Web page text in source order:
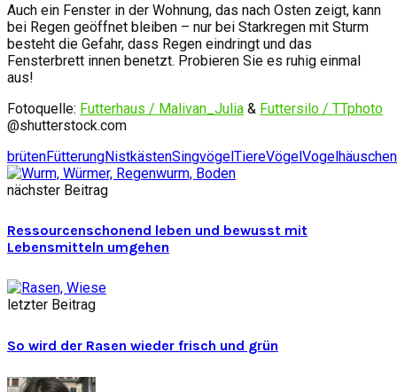
Auch ein Fenster in der Wohnung, das nach Osten zeigt, kann
bei Regen geöffnet bleiben – nur bei Starkregen mit Sturm
besteht die Gefahr, dass Regen eindringt und das
Fensterbrett innen benetzt. Probieren Sie es ruhig einmal
aus!
Fotoquelle: Futterhaus / Malivan_Julia & Futtersilo / TTphoto
@shutterstock.com
brütenFütterungNistkästenSingvögelTiereVögelVogelhäuschen
nächster Beitrag
Ressourcenschonend leben und bewusst mit
Lebensmitteln umgehen
letzter Beitrag
So wird der Rasen wieder frisch und grün